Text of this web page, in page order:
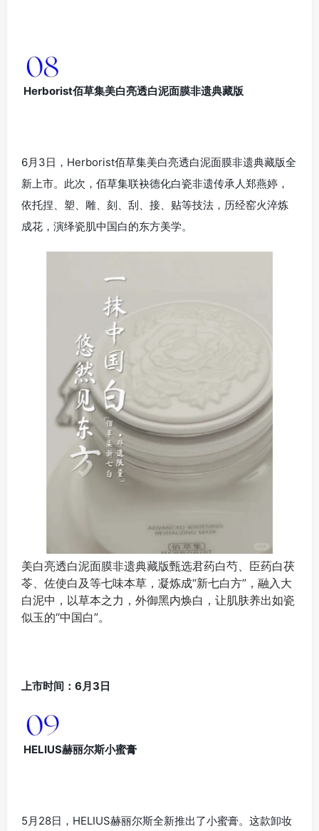
Herborist佰草集美白亮透白泥面膜非遗典藏版
6月3日，Herborist佰草集美白亮透白泥面膜非遗典藏版全
新上市。此次，佰草集联袂德化白瓷非遗传承人郑燕婷，
依托捏、塑、雕、刻、刮、接、贴等技法，历经窑火淬炼
成花，演绎瓷肌中国白的东方美学。
美白亮透白泥面膜非遗典藏版甄选君药白芍、臣药白茯
苓、佐使白及等七味本草，凝炼成“新七白方”，融入大
白泥中，以草本之力，外御黑内焕白，让肌肤养出如瓷
似玉的“中国白”。
上市时间：6月3日
HELIUS赫丽尔斯小蜜膏
5月28日，HELIUS赫丽尔斯全新推出了小蜜膏。这款卸妆